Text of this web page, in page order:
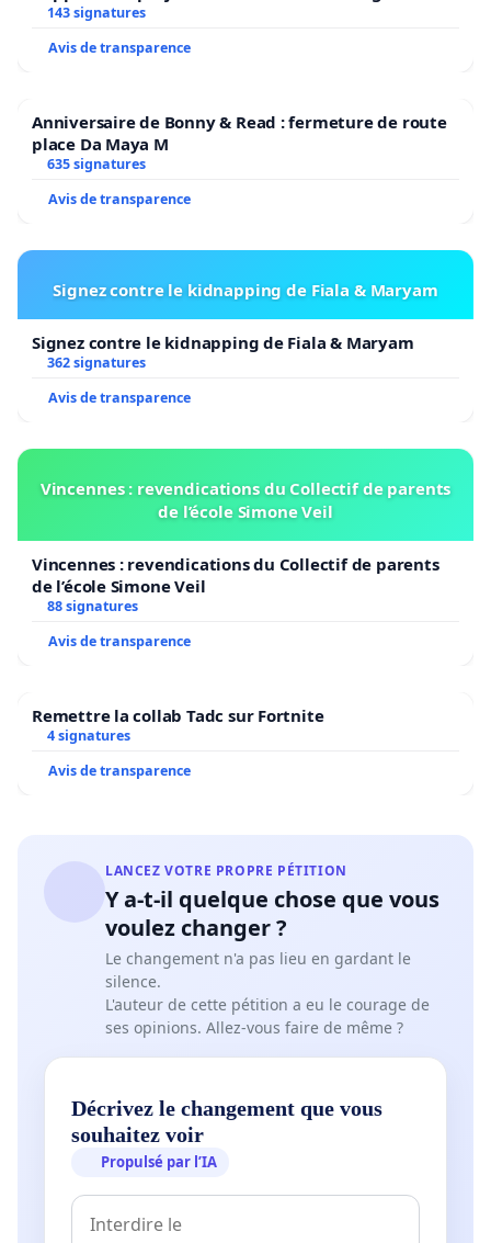
143 signatures
Avis de transparence
Anniversaire de Bonny & Read : fermeture de route
place Da Maya M
635 signatures
Avis de transparence
Signez contre le kidnapping de Fiala & Maryam
Signez contre le kidnapping de Fiala & Maryam
362 signatures
Avis de transparence
Vincennes : revendications du Collectif de parents
de l’école Simone Veil
Vincennes : revendications du Collectif de parents
de l’école Simone Veil
88 signatures
Avis de transparence
Remettre la collab Tadc sur Fortnite
4 signatures
Avis de transparence
LANCEZ VOTRE PROPRE PÉTITION
Y a-t-il quelque chose que vous
voulez changer ?
Le changement n'a pas lieu en gardant le
silence.
L'auteur de cette pétition a eu le courage de
ses opinions. Allez-vous faire de même ?
Décrivez le changement que vous
souhaitez voir
Propulsé par l’IA